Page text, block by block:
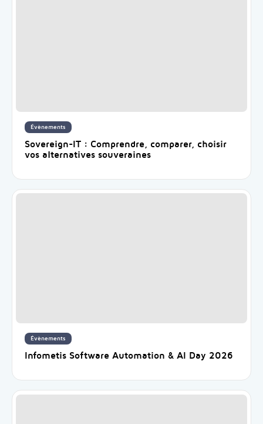
Évènements
Sovereign-IT : Comprendre, comparer, choisir
vos alternatives souveraines
Évènements
Infometis Software Automation & AI Day 2026